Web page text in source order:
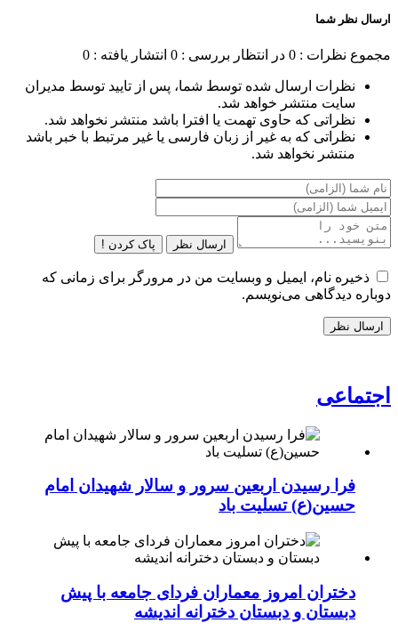
ارسال نظر شما
مجموع نظرات : 0 در انتظار بررسی : 0 انتشار یافته : 0
نظرات ارسال شده توسط شما، پس از تایید توسط مدیران
سایت منتشر خواهد شد.
نظراتی که حاوی تهمت یا افترا باشد منتشر نخواهد شد.
نظراتی که به غیر از زبان فارسی یا غیر مرتبط با خبر باشد
منتشر نخواهد شد.
ارسال نظر پاک کردن !
ذخیره نام، ایمیل و وبسایت من در مرورگر برای زمانی که
دوباره دیدگاهی می‌نویسم.
اجتماعی
فرا رسیدن اربعین سرور و سالار شهیدان امام
حسین(ع) تسلیت باد
دختران امروز معماران فردای جامعه با پیش
دبستان و دبستان دخترانه اندیشه